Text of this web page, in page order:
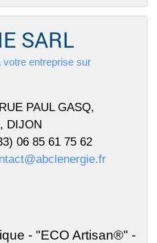
SARL
votre entreprise sur
PAUL GASQ,
DIJON
06 85 61 75 62
- "ECO Artisan®" -